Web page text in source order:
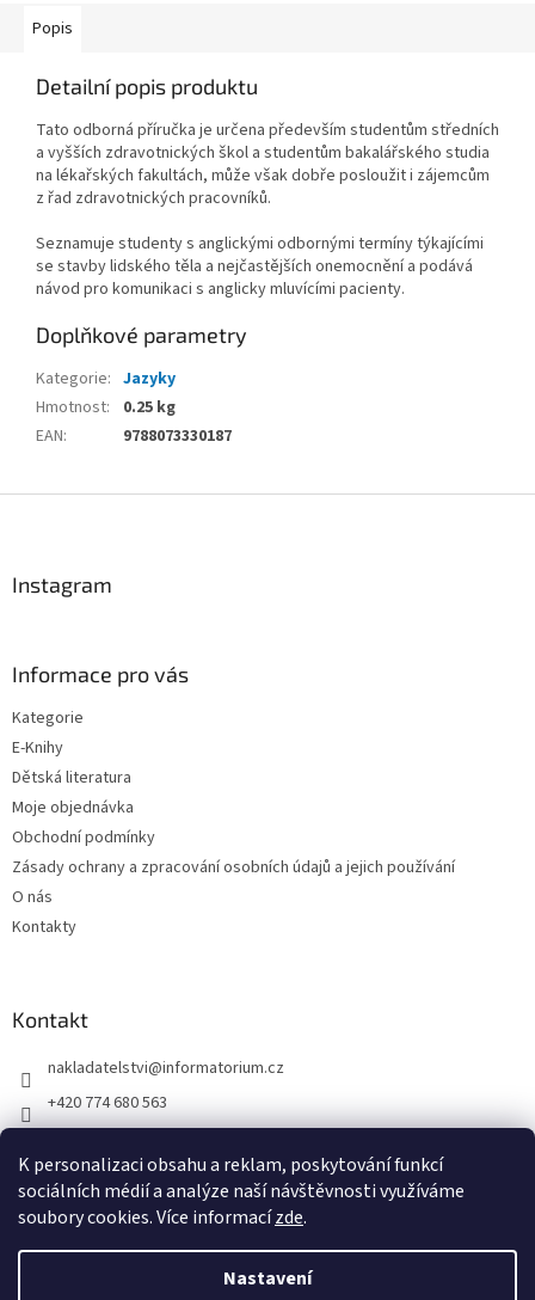
K personalizaci obsahu a reklam, poskytování funkcí
sociálních médií a analýze naší návštěvnosti využíváme
soubory cookies. Více informacízde.
Nastavení
Popis
Detailní popis produktu
Tato odborná příručka je určena především studentům středních
a vyšších zdravotnických škol a studentům bakalářského studia
na lékařských fakultách, může však dobře posloužit i zájemcům
z řad zdravotnických pracovníků.
Seznamuje studenty s anglickými odbornými termíny týkajícími
se stavby lidského těla a nejčastějších onemocnění a podává
návod pro komunikaci s anglicky mluvícími pacienty.
Doplňkové parametry
Kategorie: Jazyky
Hmotnost:
0.25 kg
EAN: 9788073330187
Instagram
Informace pro vás
Kategorie
E-Knihy
Dětská literatura
Moje objednávka
Obchodní podmínky
Zásady ochrany a zpracování osobních údajů a jejich používání
O nás
Kontakty
Kontakt
nakladatelstvi@informatorium.cz
+420 774 680 563
informatorium/